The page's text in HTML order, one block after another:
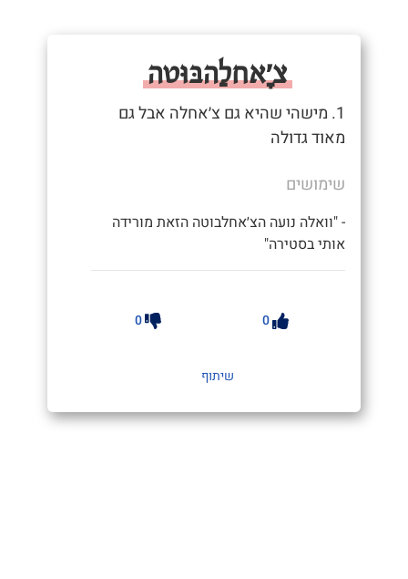
צ׳ָאחלַהבּוּטה
1. מישהי שהיא גם צ׳אחלה אבל גם
מאוד גדולה
שימושים
- "וואלה נועה הצ׳אחלבוטה הזאת מורידה
אותי בסטירה"
0
0
שיתוף